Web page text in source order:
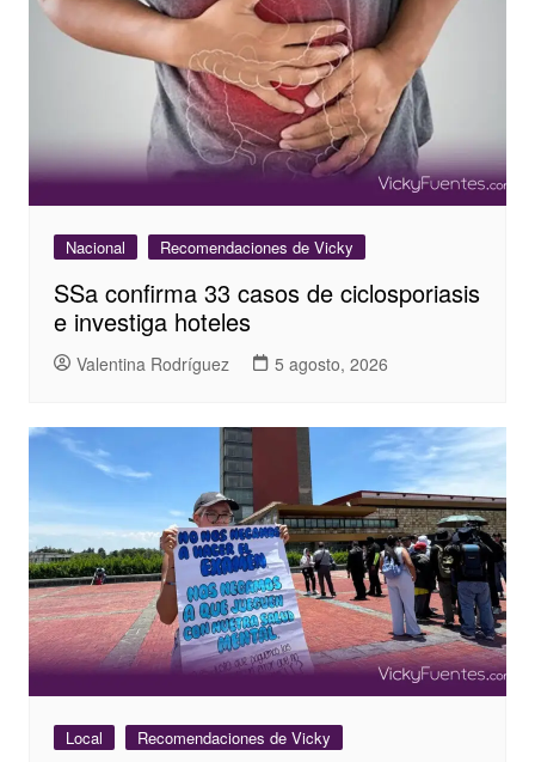
Nacional Recomendaciones de Vicky
SSa confirma 33 casos de ciclosporiasis
e investiga hoteles
Valentina Rodríguez 5 agosto, 2026
Local Recomendaciones de Vicky